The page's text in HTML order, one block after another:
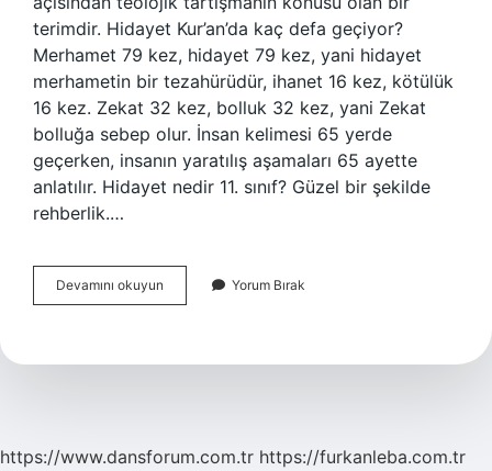
terimdir. Hidayet Kur’an’da kaç defa geçiyor?
Merhamet 79 kez, hidayet 79 kez, yani hidayet
merhametin bir tezahürüdür, ihanet 16 kez, kötülük
16 kez. Zekat 32 kez, bolluk 32 kez, yani Zekat
bolluğa sebep olur. İnsan kelimesi 65 yerde
geçerken, insanın yaratılış aşamaları 65 ayette
anlatılır. Hidayet nedir 11. sınıf? Güzel bir şekilde
rehberlik.…
Devamını okuyun
Kaça
Yorum Bırak
https://www.dansforum.com.tr https://furkanleba.com.tr